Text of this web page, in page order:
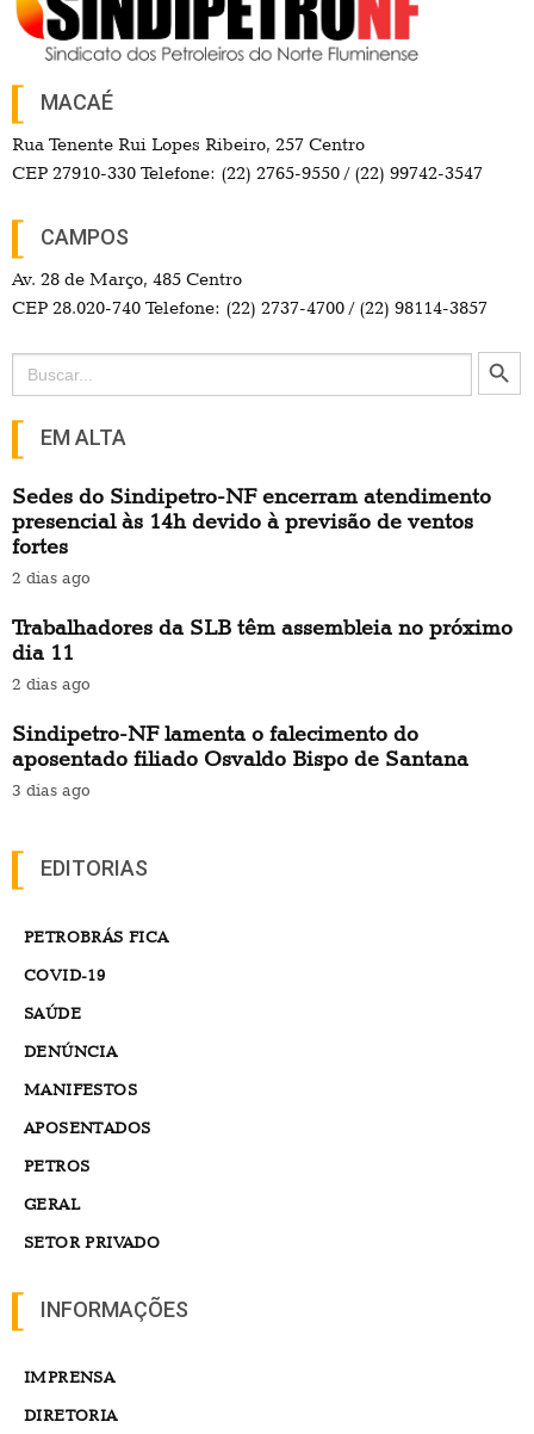
MACAÉ
Rua Tenente Rui Lopes Ribeiro, 257 Centro
CEP 27910-330 Telefone: (22) 2765-9550 / (22) 99742-3547
CAMPOS
Av. 28 de Março, 485 Centro
CEP 28.020-740 Telefone: (22) 2737-4700 / (22) 98114-3857
Search
for:
Search Button
EM ALTA
Sedes do Sindipetro-NF encerram atendimento
presencial às 14h devido à previsão de ventos
fortes
2 dias ago
Trabalhadores da SLB têm assembleia no próximo
dia 11
2 dias ago
Sindipetro-NF lamenta o falecimento do
aposentado filiado Osvaldo Bispo de Santana
3 dias ago
EDITORIAS
PETROBRÁS FICA
COVID-19
SAÚDE
DENÚNCIA
MANIFESTOS
APOSENTADOS
PETROS
GERAL
SETOR PRIVADO
INFORMAÇÕES
IMPRENSA
DIRETORIA